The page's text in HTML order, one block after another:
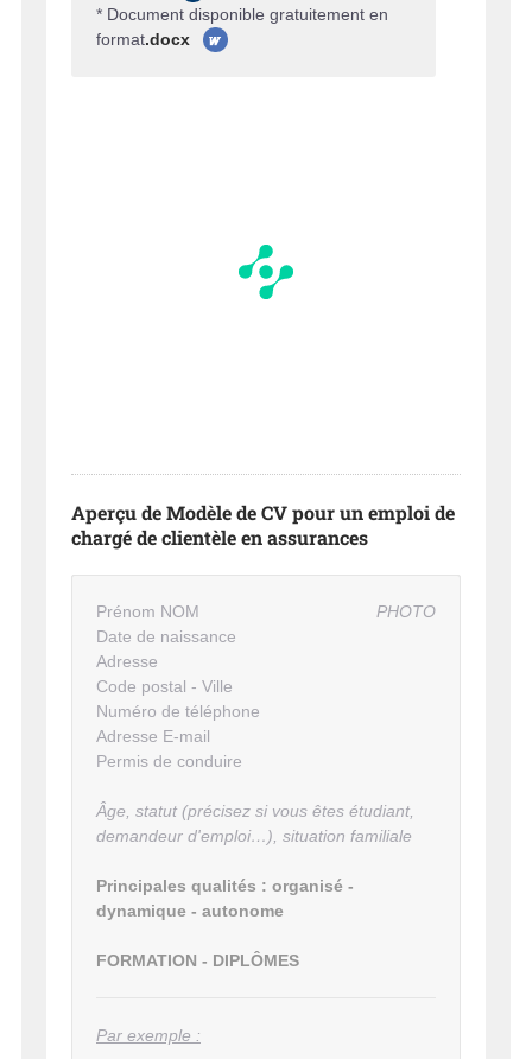
* Document disponible gratuitement en
format.docx
Aperçu de Modèle de CV pour un emploi de
chargé de clientèle en assurances
PHOTO
Prénom NOM
Date de naissance
Adresse
Code postal - Ville
Numéro de téléphone
Adresse E-mail
Permis de conduire
Âge, statut (précisez si vous êtes étudiant,
demandeur d'emploi…), situation familiale
Principales qualités : organisé -
dynamique - autonome
FORMATION - DIPLÔMES
Par exemple :